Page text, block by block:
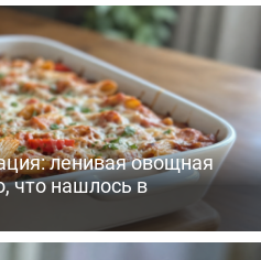
ленивая овощная
что нашлось в